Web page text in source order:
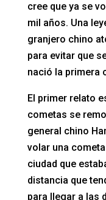
cree que ya se
mil años. Una
granjero chino
para evitar que
nació la primera
El primer relato
cometas se
general chino
volar una
ciudad que
distancia que
para llegar a las